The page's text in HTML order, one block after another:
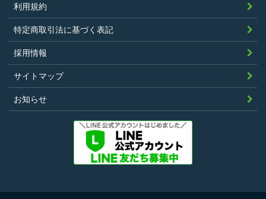
利用規約
特定商取引法に基づく表記
採用情報
サイトマップ
お知らせ